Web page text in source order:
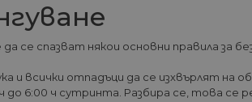
да се спазват някои основни правила
и всички отпадъци да се изхвърлят на
6:00 ч сутринта. Разбира се, това
позволяват основната функционалност на
Домейн
до
Cloudflare
29
Тази бисквитка се